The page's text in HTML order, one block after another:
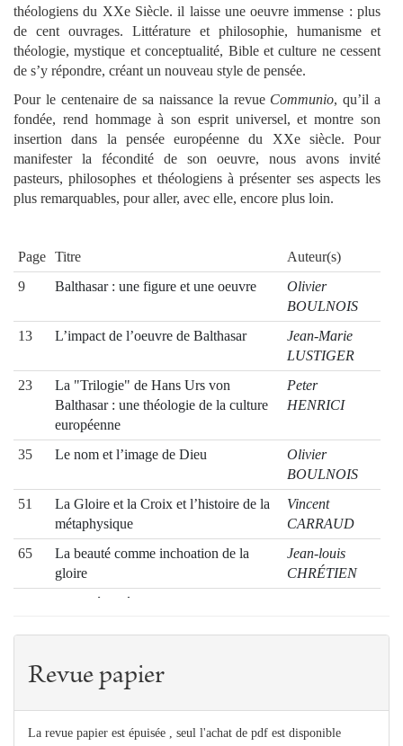
théologiens du XXe Siècle. il laisse une oeuvre immense : plus
de cent ouvrages. Littérature et philosophie, humanisme et
théologie, mystique et conceptualité, Bible et culture ne cessent
de s’y répondre, créant un nouveau style de pensée.
Pour le centenaire de sa naissance la revue Communio, qu’il a
fondée, rend hommage à son esprit universel, et montre son
insertion dans la pensée européenne du XXe siècle. Pour
manifester la fécondité de son oeuvre, nous avons invité
pasteurs, philosophes et théologiens à présenter ses aspects les
plus remarquables, pour aller, avec elle, encore plus loin.
Page Titre
Auteur(s)
9
Balthasar : une figure et une oeuvre
Olivier
BOULNOIS
13
L’impact de l’oeuvre de Balthasar
Jean-Marie
LUSTIGER
23
La "Trilogie" de Hans Urs von
Balthasar : une théologie de la culture
européenne
Peter
HENRICI
35 Le nom et l’image de Dieu
Olivier
BOULNOIS
51
La Gloire et la Croix et l’histoire de la
métaphysique
Vincent
CARRAUD
65
La beauté comme inchoation de la
gloire
Jean-louis
CHRÉTIEN
Le "phénomène du Christ"selon Hans
descente aux enfers
Revue papier
La revue papier est épuisée , seul l'achat de pdf est disponible